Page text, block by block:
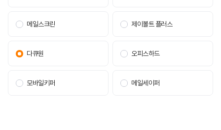
메일스크린 제이볼트 플러스
다큐원 오피스하드
모바일키퍼 메일세이퍼